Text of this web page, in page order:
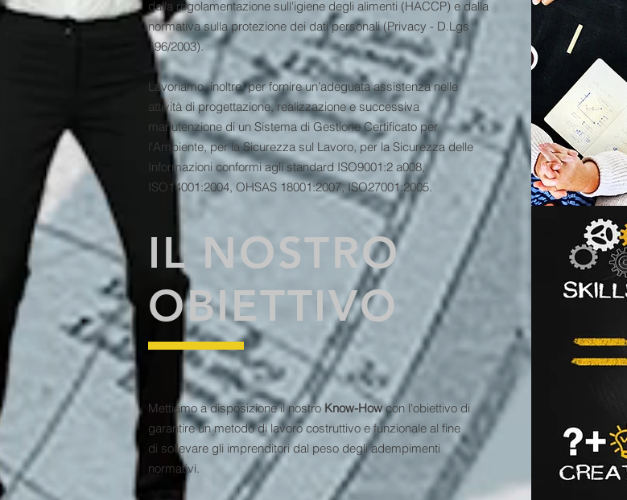
dalla regolamentazione sull'igiene degli alimenti (HACCP) e dalla
normativa sulla protezione dei dati personali (Privacy - D.Lgs
196/2003).
Lavoriamo, inoltre, per fornire un’adeguata assistenza nelle
attività di progettazione, realizzazione e successiva
manutenzione di un Sistema di Gestione Certificato per
l'Ambiente, per la Sicurezza sul Lavoro, per la Sicurezza delle
Informazioni conformi agli standard ISO9001:2 a008,
ISO14001:2004, OHSAS 18001:2007, ISO27001:2005.
IL NOSTRO
OBIETTIVO
Mettiamo a disposizione il nostro Know-Howcon l'obiettivo di
garantire un metodo di lavoro costruttivo e funzionale al fine
di sollevare gli imprenditori dal peso degli adempimenti
normativi.